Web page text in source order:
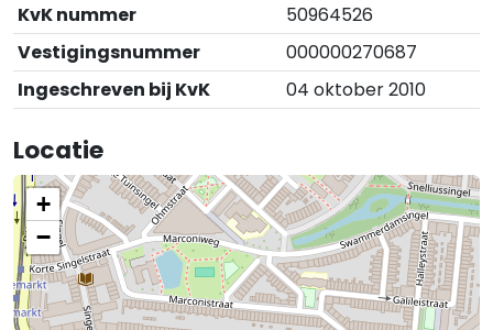
KvK nummer
50964526
Vestigingsnummer
000000270687
Ingeschreven bij KvK
04 oktober 2010
Locatie
+
−